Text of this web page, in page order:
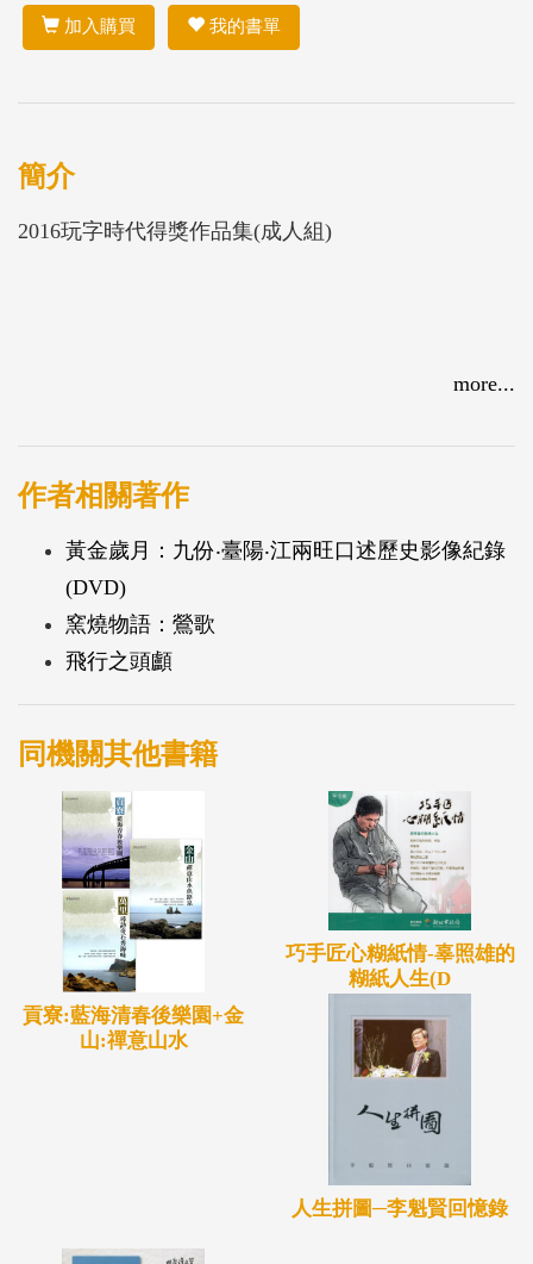
加入購買 我的書單
簡介
2016玩字時代得獎作品集(成人組)
more...
作者相關著作
黃金歲月：九份‧臺陽‧江兩旺口述歷史影像紀錄
(DVD)
窯燒物語：鶯歌
飛行之頭顱
同機關其他書籍
貢寮:藍海清春後樂園+金
山:禪意山水
巧手匠心糊紙情-辜照雄的
糊紙人生(D
人生拼圖─李魁賢回憶錄